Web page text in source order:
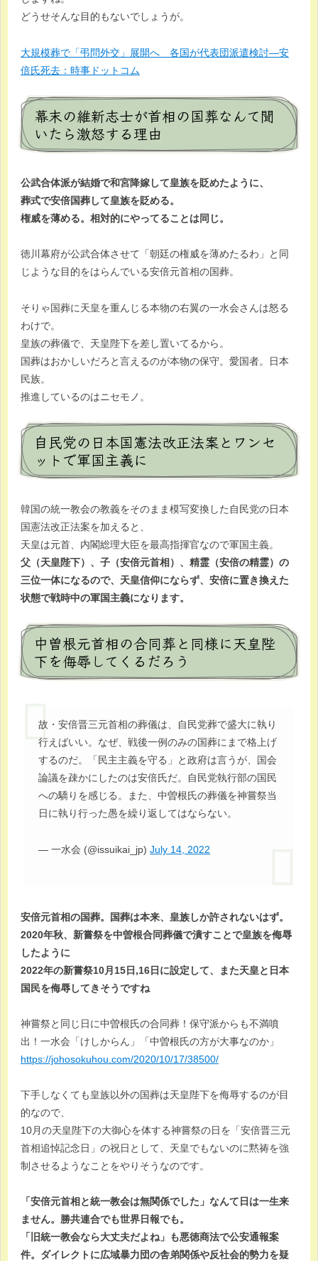
どうせそんな目的もないでしょうが。
大規模葬で「弔問外交」展開へ 各国が代表団派遣検討―安
倍氏死去：時事ドットコム
幕末の維新志士が首相の国葬なんて聞
いたら激怒する理由
公武合体派が結婚で和宮降嫁して皇族を貶めたように、
葬式で安倍国葬して皇族を貶める。
権威を薄める。相対的にやってることは同じ。
徳川幕府が公武合体させて「朝廷の権威を薄めたるわ」と同
じような目的をはらんでいる安倍元首相の国葬。
そりゃ国葬に天皇を重んじる本物の右翼の一水会さんは怒る
わけで。
皇族の葬儀で、天皇陛下を差し置いてるから。
国葬はおかしいだろと言えるのが本物の保守。愛国者。日本
民族。
推進しているのはニセモノ。
自民党の日本国憲法改正法案とワンセ
ットで軍国主義に
韓国の統一教会の教義をそのまま模写変換した自民党の日本
国憲法改正法案を加えると、
天皇は元首、内閣総理大臣を最高指揮官なので軍国主義。
父（天皇陛下）、子（安倍元首相）、精霊（安倍の精霊）の
三位一体になるので、天皇信仰にならず、安倍に置き換えた
状態で戦時中の軍国主義になります。
中曽根元首相の合同葬と同様に天皇陛
下を侮辱してくるだろう
故・安倍晋三元首相の葬儀は、自民党葬で盛大に執り
行えばいい。なぜ、戦後一例のみの国葬にまで格上げ
するのだ。「民主主義を守る」と政府は言うが、国会
論議を疎かにしたのは安倍氏だ。自民党執行部の国民
への驕りを感じる。また、中曽根氏の葬儀を神嘗祭当
日に執り行った愚を繰り返してはならない。
— 一水会 (@issuikai_jp)July 14, 2022
安倍元首相の国葬。国葬は本来、皇族しか許されないはず。
2020年秋、新嘗祭を中曽根合同葬儀で潰すことで皇族を侮辱
したように
2022年の新嘗祭10月15日,16日に設定して、また天皇と日本
国民を侮辱してきそうですね
神嘗祭と同じ日に中曽根氏の合同葬！保守派からも不満噴
出！一水会「けしからん」「中曽根氏の方が大事なのか」
https://johosokuhou.com/2020/10/17/38500/
下手しなくても皇族以外の国葬は天皇陛下を侮辱するのが目
的なので、
10月の天皇陛下の大御心を体する神嘗祭の日を「安倍晋三元
首相追悼記念日」の祝日として、天皇でもないのに黙祷を強
制させるようなことをやりそうなのです。
「安倍元首相と統一教会は無関係でした」なんて日は一生来
ません。勝共連合でも世界日報でも。
「旧統一教会なら大丈夫だよね」も悪徳商法で公安通報案
件。ダイレクトに広域暴力団の舎弟関係や反社会的勢力を疑